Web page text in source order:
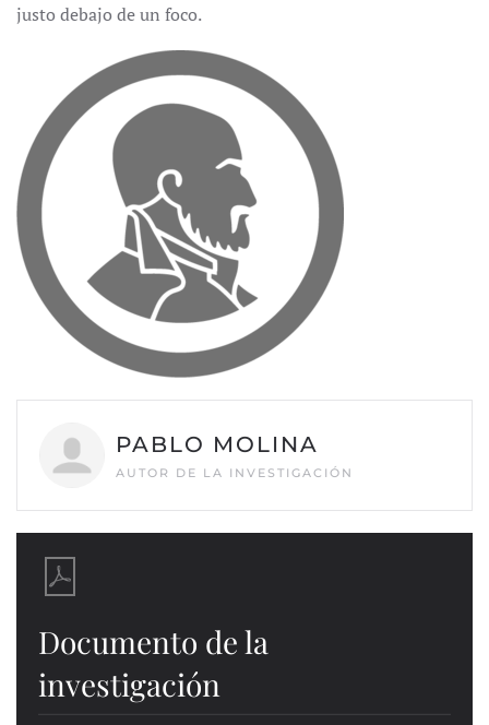
justo debajo de un foco.
PABLO MOLINA
AUTOR DE LA INVESTIGACIÓN
Documento de la
investigación